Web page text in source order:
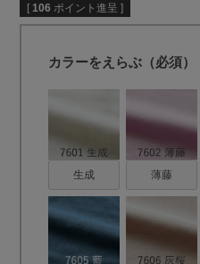
[ 106 ポイント進呈 ]
カラーをえらぶ（必須）
生成 薄藤